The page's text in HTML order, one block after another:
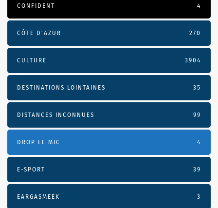
CONFIDENT 4
CÔTE D’AZUR 270
CULTURE 3904
DESTINATIONS LOINTAINES 35
DISTANCES INCONNUES 99
DROP LE MIC 4
E-SPORT 39
EARGASMEEK 3